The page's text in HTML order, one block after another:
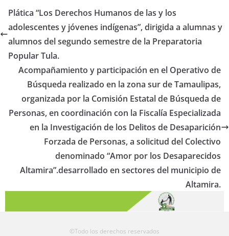
Plática “Los Derechos Humanos de las y los
adolescentes y jóvenes indígenas”, dirigida a alumnas y
alumnos del segundo semestre de la Preparatoria
Popular Tula.
Acompañamiento y participación en el Operativo de
Búsqueda realizado en la zona sur de Tamaulipas,
organizada por la Comisión Estatal de Búsqueda de
Personas, en coordinación con la Fiscalía Especializada
en la Investigación de los Delitos de Desaparición
Forzada de Personas, a solicitud del Colectivo
denominado “Amor por los Desaparecidos
Altamira”.desarrollado en sectores del municipio de
Altamira.
©Todo los derechos reservados